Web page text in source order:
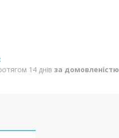
14 днів за домовленістю